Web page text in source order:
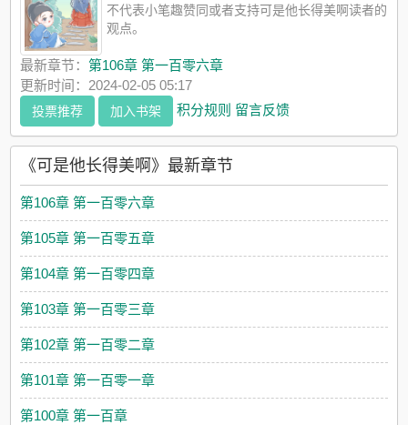
不代表小笔趣赞同或者支持可是他长得美啊读者的
观点。
最新章节： 第106章 第一百零六章
更新时间：2024-02-05 05:17
投票推荐 加入书架 积分规则 留言反馈
《可是他长得美啊》最新章节
第106章 第一百零六章
第105章 第一百零五章
第104章 第一百零四章
第103章 第一百零三章
第102章 第一百零二章
第101章 第一百零一章
第100章 第一百章